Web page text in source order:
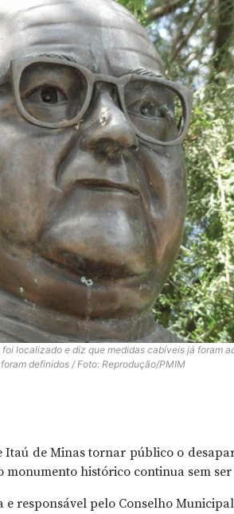
localizado e diz que medidas cabíveis já foram
definidos / Foto: Reprodução/PMIM
Itaú de Minas tornar público o
histórico continua sem
responsável pelo Conselho